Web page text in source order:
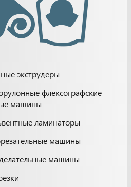
экструдеры
флексографские
машины
ламинаторы
машины
машины